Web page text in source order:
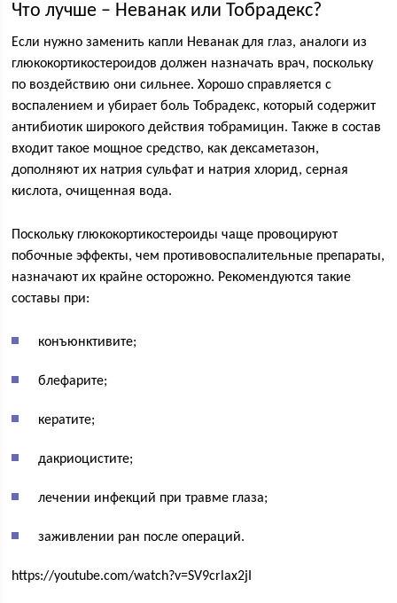
Что лучше – Неванак или Тобрадекс?
Если нужно заменить капли Неванак для глаз, аналоги из
глюкокортикостероидов должен назначать врач, поскольку
по воздействию они сильнее. Хорошо справляется с
воспалением и убирает боль Тобрадекс, который содержит
антибиотик широкого действия тобрамицин. Также в состав
входит такое мощное средство, как дексаметазон,
дополняют их натрия сульфат и натрия хлорид, серная
кислота, очищенная вода.
Поскольку глюкокортикостероиды чаще провоцируют
побочные эффекты, чем противовоспалительные препараты,
назначают их крайне осторожно. Рекомендуются такие
составы при:
конъюнктивите;
блефарите;
кератите;
дакриоцистите;
лечении инфекций при травме глаза;
заживлении ран после операций.
https://youtube.com/watch?v=SV9crlax2jI